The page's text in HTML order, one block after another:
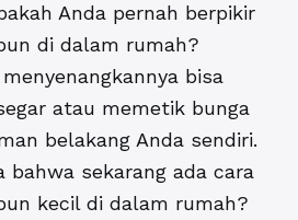
Anda pernah berpikir
di dalam rumah?
bisa
atau memetik bunga
belakang Anda sendiri.
bahwa sekarang ada cara
kecil di dalam rumah?